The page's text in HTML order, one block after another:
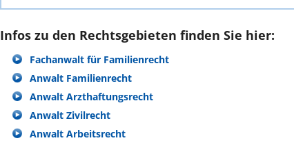
Infos zu den Rechtsgebieten finden Sie hier:
Fachanwalt für Familienrecht
Anwalt Familienrecht
Anwalt Arzthaftungsrecht
Anwalt Zivilrecht
Anwalt Arbeitsrecht